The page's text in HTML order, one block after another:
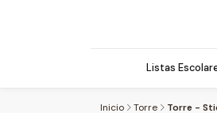
Listas
Inicio Torre Torre -